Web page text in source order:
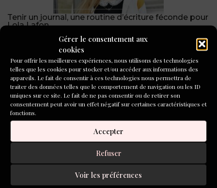
Gérer le consentement aux
cookies
Pour offrir les meilleures expériences, nous utilisons des technologies
telles que les cookies pour stocker et/ou accéder aux informations des
appareils. Le fait de consentir à ces technologies nous permettra de
traiter des données telles que le comportement de navigation ou les ID
uniques sur ce site. Le fait de ne pas consentir ou de retirer son
consentement peut avoir un effet négatif sur certaines caractéristiques et
fonctions.
Accepter
Refuser
Voir les préférences
Tenir un journal, une routine d’écriture féconde pour
Lola Lafon
CONCOURS DE NOUVELLES
2026